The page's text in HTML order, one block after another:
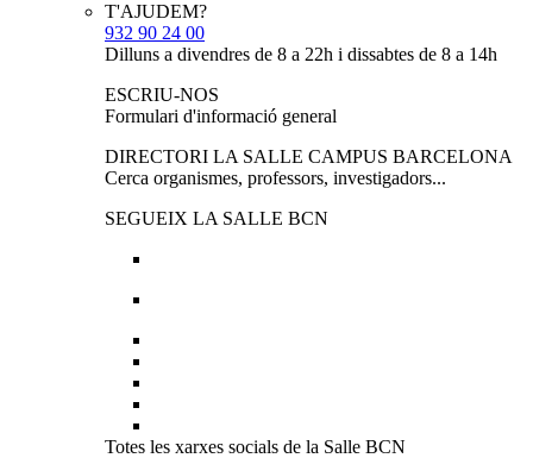
T'AJUDEM?
932 90 24 00
Dilluns a divendres de 8 a 22h i dissabtes de 8 a 14h
ESCRIU-NOS
Formulari d'informació general
DIRECTORI LA SALLE CAMPUS BARCELONA
Cerca organismes, professors, investigadors...
SEGUEIX LA SALLE BCN
Totes les xarxes socials de la Salle BCN